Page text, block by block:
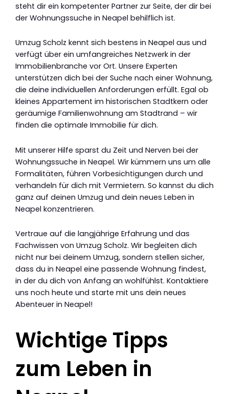
steht dir ein kompetenter Partner zur Seite, der dir bei
der Wohnungssuche in Neapel behilflich ist.
Umzug Scholz kennt sich bestens in Neapel aus und
verfügt über ein umfangreiches Netzwerk in der
Immobilienbranche vor Ort. Unsere Experten
unterstützen dich bei der Suche nach einer Wohnung,
die deine individuellen Anforderungen erfüllt. Egal ob
kleines Appartement im historischen Stadtkern oder
geräumige Familienwohnung am Stadtrand – wir
finden die optimale Immobilie für dich.
Mit unserer Hilfe sparst du Zeit und Nerven bei der
Wohnungssuche in Neapel. Wir kümmern uns um alle
Formalitäten, führen Vorbesichtigungen durch und
verhandeln für dich mit Vermietern. So kannst du dich
ganz auf deinen Umzug und dein neues Leben in
Neapel konzentrieren.
Vertraue auf die langjährige Erfahrung und das
Fachwissen von Umzug Scholz. Wir begleiten dich
nicht nur bei deinem Umzug, sondern stellen sicher,
dass du in Neapel eine passende Wohnung findest,
in der du dich von Anfang an wohlfühlst. Kontaktiere
uns noch heute und starte mit uns dein neues
Abenteuer in Neapel!
Wichtige Tipps
zum Leben in